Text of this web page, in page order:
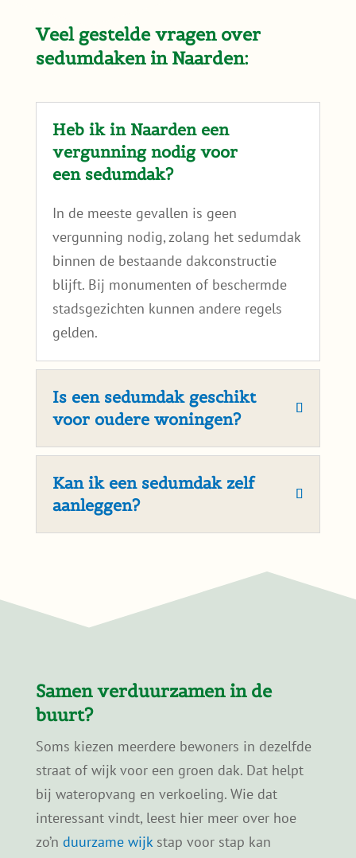
Veel gestelde vragen over
sedumdaken in Naarden:
Heb ik in Naarden een
vergunning nodig voor
een sedumdak?
In de meeste gevallen is geen
vergunning nodig, zolang het sedumdak
binnen de bestaande dakconstructie
blijft. Bij monumenten of beschermde
stadsgezichten kunnen andere regels
gelden.
Is een sedumdak geschikt
voor oudere woningen?
Kan ik een sedumdak zelf
aanleggen?
Samen verduurzamen in de
buurt?
Soms kiezen meerdere bewoners in dezelfde
straat of wijk voor een groen dak. Dat helpt
bij wateropvang en verkoeling. Wie dat
interessant vindt, leest hier meer over hoe
zo’n duurzame wijkstap voor stap kan